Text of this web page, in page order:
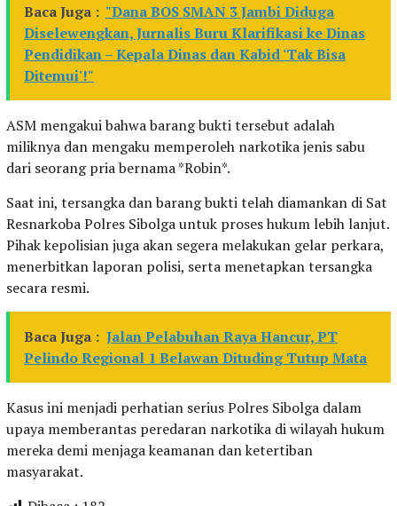
Baca Juga : "Dana BOS SMAN 3 Jambi Diduga
Diselewengkan, Jurnalis Buru Klarifikasi ke Dinas
Pendidikan – Kepala Dinas dan Kabid 'Tak Bisa
Ditemui'!"
ASM mengakui bahwa barang bukti tersebut adalah
miliknya dan mengaku memperoleh narkotika jenis sabu
dari seorang pria bernama *Robin*.
Saat ini, tersangka dan barang bukti telah diamankan di Sat
Resnarkoba Polres Sibolga untuk proses hukum lebih lanjut.
Pihak kepolisian juga akan segera melakukan gelar perkara,
menerbitkan laporan polisi, serta menetapkan tersangka
secara resmi.
Baca Juga : Jalan Pelabuhan Raya Hancur, PT
Pelindo Regional 1 Belawan Dituding Tutup Mata
Kasus ini menjadi perhatian serius Polres Sibolga dalam
upaya memberantas peredaran narkotika di wilayah hukum
mereka demi menjaga keamanan dan ketertiban
masyarakat.